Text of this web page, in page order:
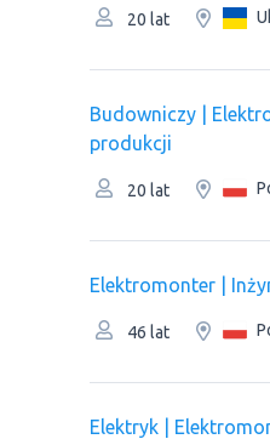
20 lat
Budowniczy |
produkcji
20 lat
Elektromonter |
46 lat
Elektryk |